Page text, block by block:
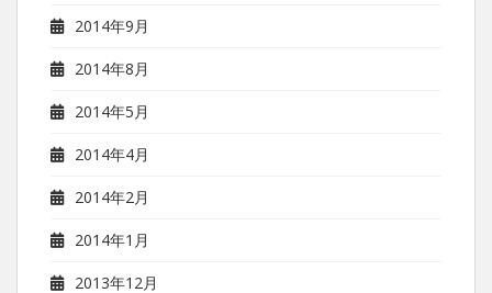
2014年9月
2014年8月
2014年5月
2014年4月
2014年2月
2014年1月
2013年12月